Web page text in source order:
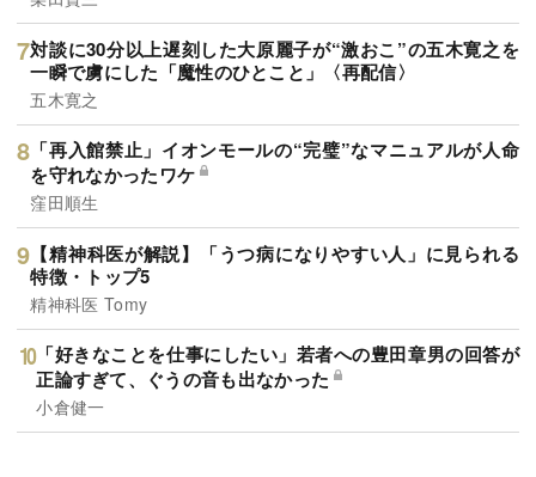
対談に30分以上遅刻した大原麗子が“激おこ”の五木寛之を
一瞬で虜にした「魔性のひとこと」〈再配信〉
五木寛之
「再入館禁止」イオンモールの“完璧”なマニュアルが人命
を守れなかったワケ
窪田順生
【精神科医が解説】「うつ病になりやすい人」に見られる
特徴・トップ5
精神科医 Tomy
「好きなことを仕事にしたい」若者への豊田章男の回答が
正論すぎて、ぐうの音も出なかった
小倉健一